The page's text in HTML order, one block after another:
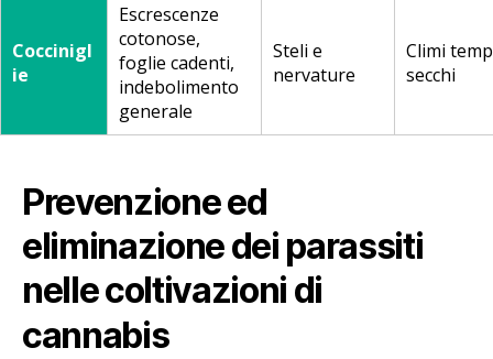
Coccinigl
ie
Escrescenze
cotonose,
foglie cadenti,
indebolimento
generale
Steli e
nervature
Climi
secchi
Prevenzione ed
eliminazione dei parassiti
nelle coltivazioni di
cannabis